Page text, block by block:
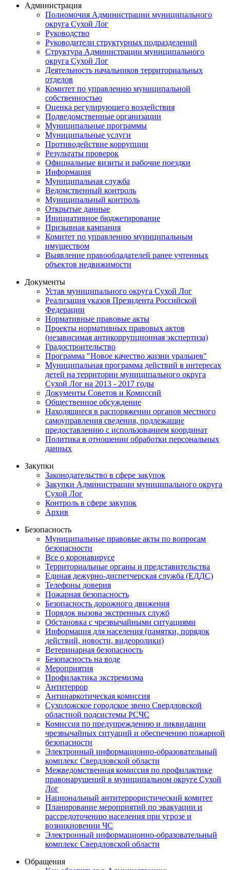
Администрация
Полномочия Администрации муниципального
округа Сухой Лог
Руководство
Руководители структурных подразделений
Структура Администрации муниципального
округа Сухой Лог
Деятельность начальников территориальных
отделов
Комитет по управлению муниципальной
собственностью
Оценка регулирующего воздействия
Подведомственные организации
Муниципальные программы
Муниципальные услуги
Противодействие коррупции
Результаты проверок
Официальные визиты и рабочие поездки
Информация
Муниципальная служба
Ведомственный контроль
Муниципальный контроль
Открытые данные
Инициативное бюджетирование
Призывная кампания
Комитет по управлению муниципальным
имуществом
Выявление правообладателей ранее учтенных
объектов недвижимости
Документы
Устав муниципального округа Сухой Лог
Реализация указов Президента Российской
Федерации
Нормативные правовые акты
Проекты нормативных правовых актов
(независимая антикоррупционная экспертиза)
Градостроительство
Программа "Новое качество жизни уральцев"
Муниципальная программа действий в интересах
детей на территории муниципального округа
Сухой Лог на 2013 - 2017 годы
Документы Советов и Комиссий
Общественное обсуждение
Находящиеся в распоряжении органов местного
самоуправления сведения, подлежащие
предоставлению с использованием координат
Политика в отношении обработки персональных
данных
Закупки
Законодательство в сфере закупок
Закупки Администрации муниципального округа
Сухой Лог
Контроль в сфере закупок
Архив
Безопасность
Муниципальные правовые акты по вопросам
безопасности
Все о коронавирусе
Территориальные органы и представительства
Единая дежурно-диспетчерская служба (ЕДДС)
Телефоны доверия
Пожарная безопасность
Безопасность дорожного движения
Порядок вызова экстренных служб
Обстановка с чрезвычайными ситуациями
Информация для населения (памятки, порядок
действий, новости, видеоролики)
Ветеринарная безопасность
Безопасность на воде
Мероприятия
Профилактика экстремизма
Антитеррор
Антинаркотическая комиссия
Сухоложское городское звено Свердловской
областной подсистемы РСЧС
Комиссия по предупреждению и ликвидации
чрезвычайных ситуаций и обеспечению пожарной
безопасности
Электронный информационно-образовательный
комплекс Cвердловской области
Межведомственная комиссия по профилактике
правонарушений в муниципальном округе Сухой
Лог
Национальный антитеррористический комитет
Планирование мероприятий по эвакуации и
рассредоточению населения при угрозе и
возникновении ЧС
Электронный информационно-образовательный
комплекс Свердловской области
Обращения